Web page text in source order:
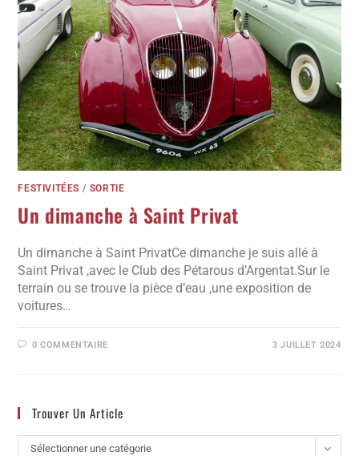
FESTIVITÉES / SORTIE
Un dimanche à Saint Privat
Un dimanche à Saint PrivatCe dimanche je suis allé à
Saint Privat ,avec le Club des Pétarous d’Argentat.Sur le
terrain ou se trouve la pièce d’eau ,une exposition de
voitures…
0 COMMENTAIRE 3 JUILLET 2024
Trouver Un Article
Sélectionner une catégorie